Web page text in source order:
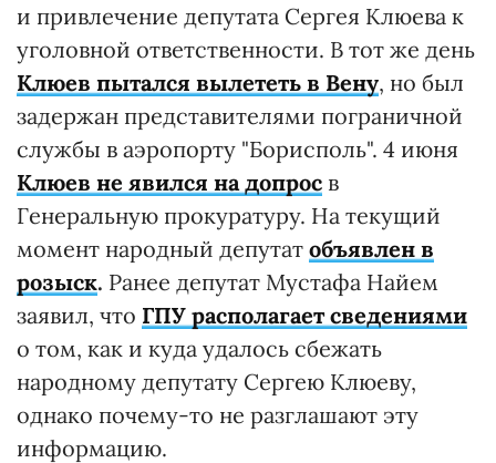
и привлечение депутата Сергея Клюева к
уголовной ответственности. В тот же день
Клюев пытался вылететь в Вену, но был
задержан представителями пограничной
службы в аэропорту "Борисполь". 4 июня
Клюев не явился на допрос в
Генеральную прокуратуру. На текущий
момент народный депутат объявлен в
розыск. Ранее депутат Мустафа Найем
заявил, что ГПУ располагает сведениями
о том, как и куда удалось сбежать
народному депутату Сергею Клюеву,
однако почему-то не разглашают эту
информацию.